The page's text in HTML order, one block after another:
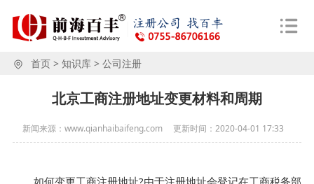
首页> 知识库> 公司注册
北京工商注册地址变更材料和周期
新闻来源：www.qianhaibaifeng.com 更新时间： 2020-04-01 17:33
如何变更工商注册地址?由于注册地址会登记在工商税务部